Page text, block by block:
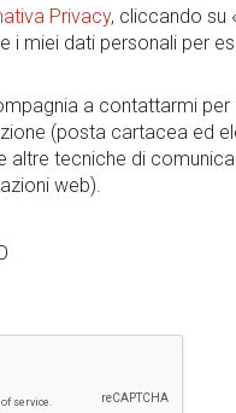
Privacy, cliccando su
i miei dati personali per
a contattarmi
(posta cartacea ed
altre tecniche di
web).